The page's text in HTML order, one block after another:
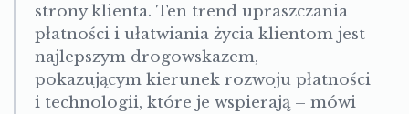
strony klienta. Ten trend upraszczania
płatności i ułatwiania życia klientom jest
najlepszym drogowskazem,
pokazującym kierunek rozwoju płatności
i technologii, które je wspierają – mówi